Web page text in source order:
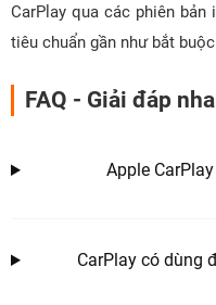
CarPlay qua các phiên bản
tiêu chuẩn gần như bắt
FAQ - Giải đáp
Apple
CarPlay có dùng